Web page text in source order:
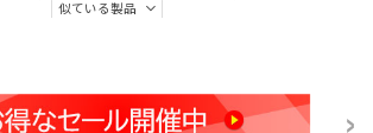
似ている製品